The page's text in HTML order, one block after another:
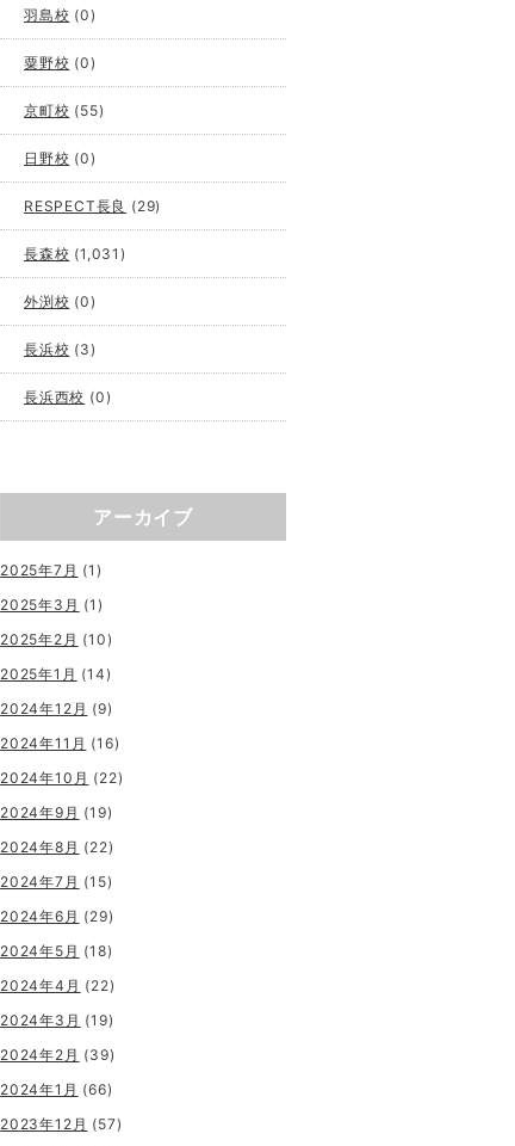
羽島校 (0)
粟野校 (0)
京町校 (55)
日野校 (0)
RESPECT長良 (29)
長森校 (1,031)
外渕校 (0)
長浜校 (3)
長浜西校 (0)
アーカイブ
2025年7月 (1)
2025年3月 (1)
2025年2月 (10)
2025年1月 (14)
2024年12月 (9)
2024年11月 (16)
2024年10月 (22)
2024年9月 (19)
2024年8月 (22)
2024年7月 (15)
2024年6月 (29)
2024年5月 (18)
2024年4月 (22)
2024年3月 (19)
2024年2月 (39)
2024年1月 (66)
2023年12月 (57)